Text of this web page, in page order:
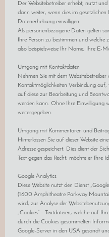
Der Websitebetreiber erhebt, nutzt
dann weiter, wenn dies im
Datenerhebung einwilligen.
Als personenbezogene Daten gelten
Ihre Person zu bestimmen und
also beispielsweise Ihr Name, Ihre E-
Umgang mit Kontaktdaten
Nehmen Sie mit dem
Kontaktmöglichkeiten Verbindung
auf diese zur Bearbeitung und
werden kann. Ohne Ihre Einwilligung
weitergegeben.
Umgang mit Kommentaren und
Hinterlassen Sie auf dieser Website
Adresse gespeichert. Dies dient der
Text gegen das Recht, möchte er Ihre
Google Analytics
Diese Website nutzt den Dienst
(1600 Amphitheatre Parkway
wird, zur Analyse der
„Cookies“ – Textdateien, welche auf
durch die Cookies gesammelten
Google-Server in den USA gesandt